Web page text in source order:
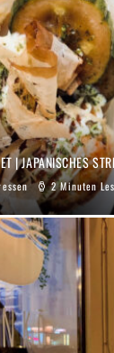
| JAPANISCHES
2 Minuten